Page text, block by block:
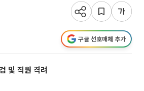
구글 선호매체 추가
및 직원 격려